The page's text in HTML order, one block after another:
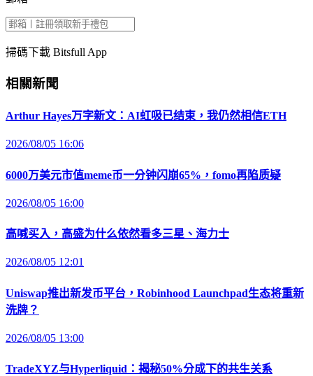
掃碼下載 Bitsfull App
相關新聞
Arthur Hayes万字新文：AI虹吸已结束，我仍然相信ETH
2026/08/05 16:06
6000万美元市值meme币一分钟闪崩65%，fomo再陷质疑
2026/08/05 16:00
高喊买入，高盛为什么依然看多三星、海力士
2026/08/05 12:01
Uniswap推出新发币平台，Robinhood Launchpad生态将重新
洗牌？
2026/08/05 13:00
TradeXYZ与Hyperliquid：揭秘50%分成下的共生关系